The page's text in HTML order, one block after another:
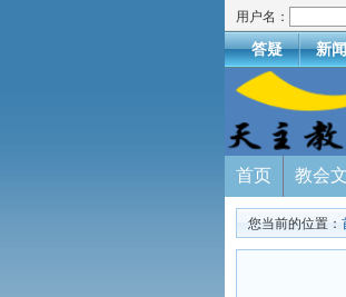
用户名：
答疑 新闻
首页 教会
您当前的位置：